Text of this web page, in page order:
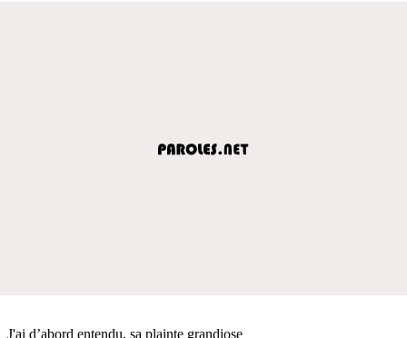
J'ai d’abord entendu, sa plainte grandiose